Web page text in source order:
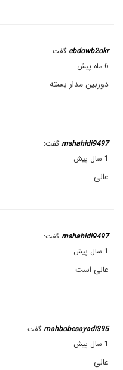
ebdowb2okr گفت:
6 ماه پیش
دوربین مدار بسته
mshahidi9497 گفت:
1 سال پیش
عالی
mshahidi9497 گفت:
1 سال پیش
عالی است
mahbobesayadi395 گفت:
1 سال پیش
عالی